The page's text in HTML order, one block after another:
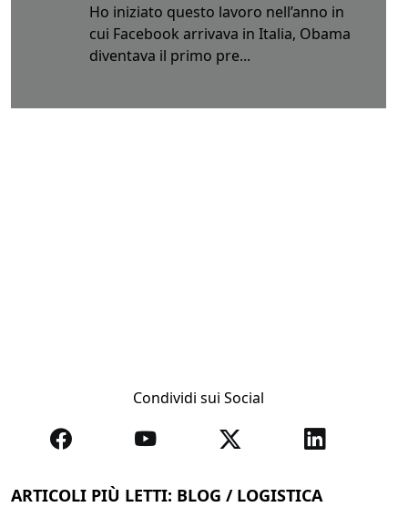
Ho iniziato questo lavoro nell’anno in
cui Facebook arrivava in Italia, Obama
diventava il primo pre...
Condividi sui Social
ARTICOLI PIÙ LETTI: BLOG / LOGISTICA